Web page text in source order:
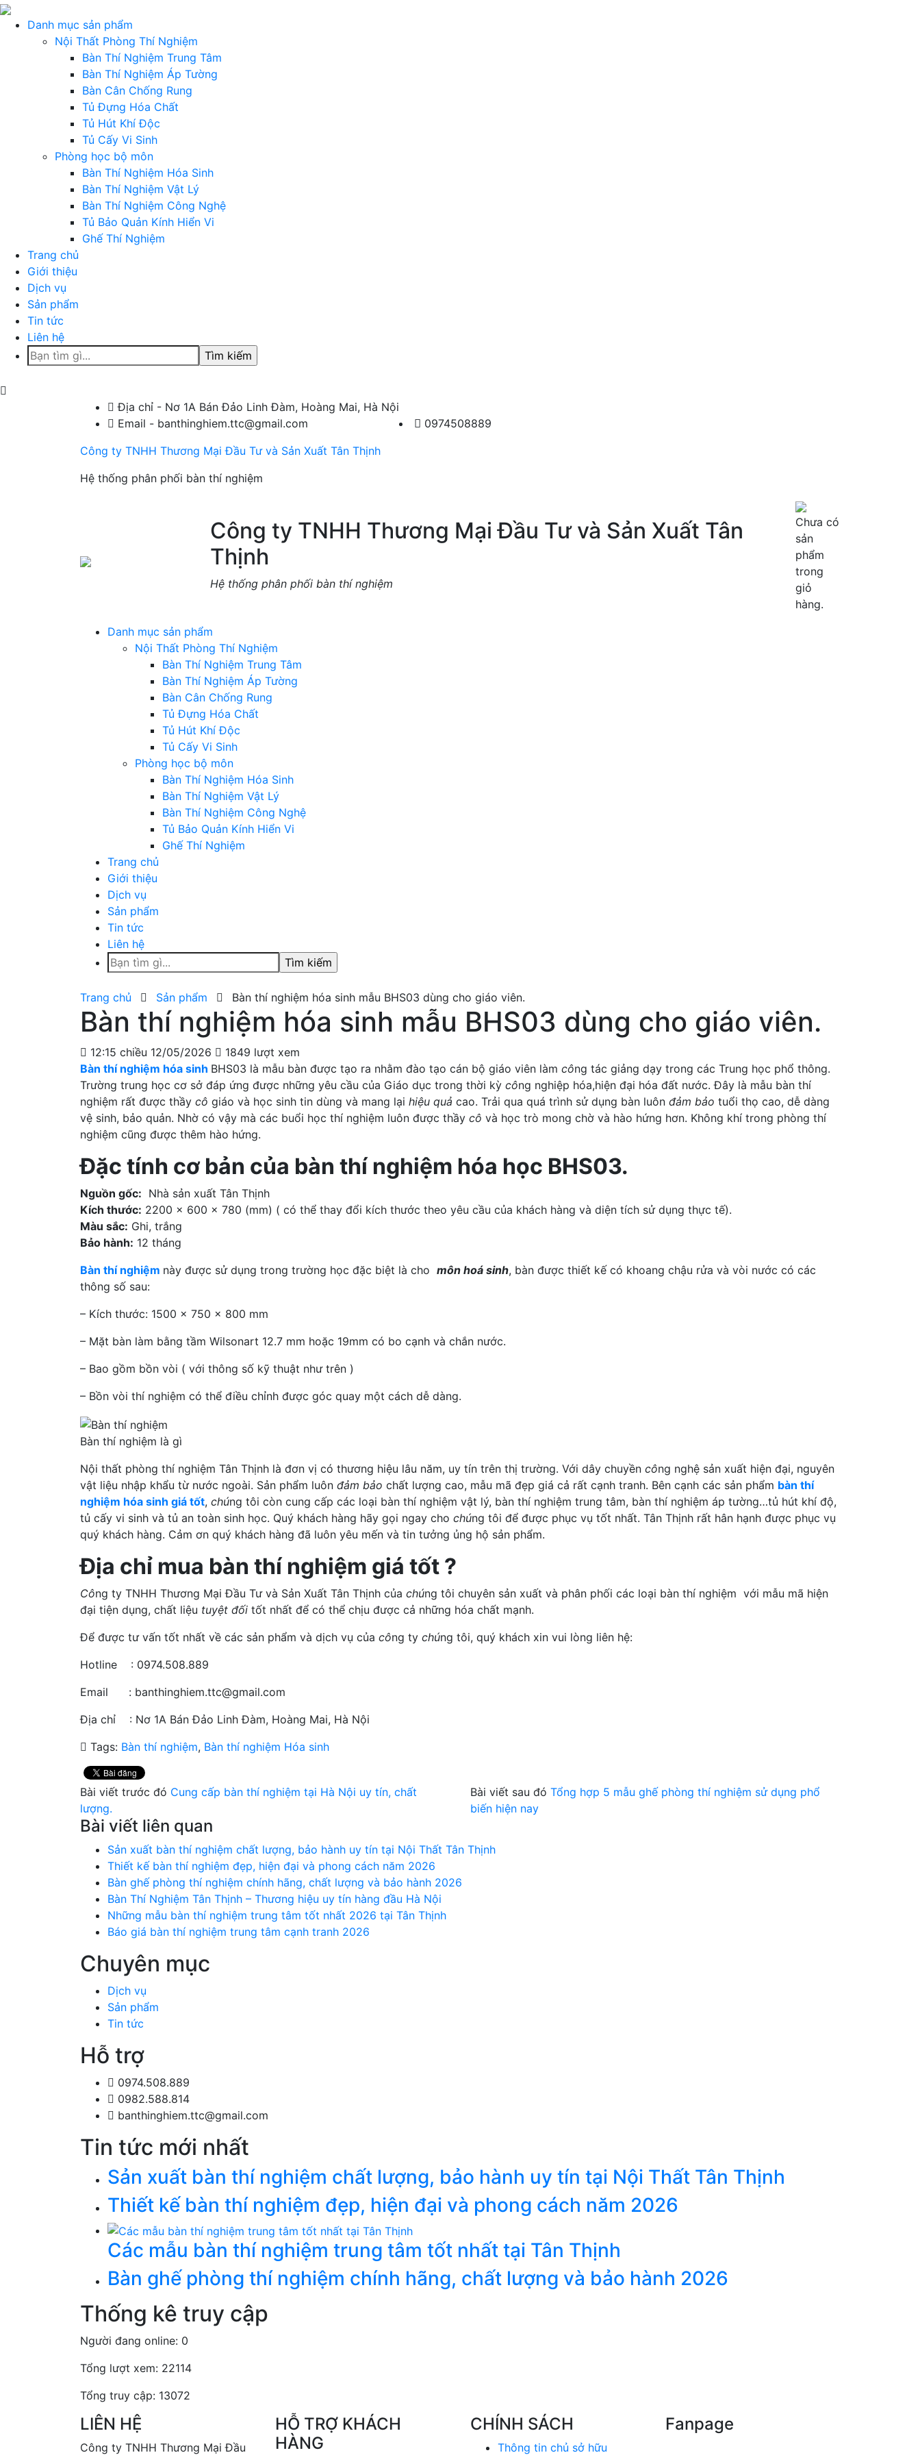
Danh mục sản phẩm
Nội Thất Phòng Thí Nghiệm
Bàn Thí Nghiệm Trung Tâm
Bàn Thí Nghiệm Áp Tường
Bàn Cân Chống Rung
Tủ Đựng Hóa Chất
Tủ Hút Khí Độc
Tủ Cấy Vi Sinh
Phòng học bộ môn
Bàn Thí Nghiệm Hóa Sinh
Bàn Thí Nghiệm Vật Lý
Bàn Thí Nghiệm Công Nghệ
Tủ Bảo Quản Kính Hiển Vi
Ghế Thí Nghiệm
Trang chủ
Giới thiệu
Dịch vụ
Sản phẩm
Tin tức
Liên hệ
Tìm
kiếm
Địa chỉ - Nơ 1A Bán Đảo Linh Đàm, Hoàng Mai, Hà Nội
Email - banthinghiem.ttc@gmail.com
0974508889
Công ty TNHH Thương Mại Đầu Tư và Sản Xuất Tân Thịnh
Hệ thống phân phối bàn thí nghiệm
Công ty TNHH Thương Mại Đầu Tư và Sản Xuất Tân
Thịnh
Hệ thống phân phối bàn thí nghiệm
Chưa có
sản
phẩm
trong
giỏ
hàng.
Danh mục sản phẩm
Nội Thất Phòng Thí Nghiệm
Bàn Thí Nghiệm Trung Tâm
Bàn Thí Nghiệm Áp Tường
Bàn Cân Chống Rung
Tủ Đựng Hóa Chất
Tủ Hút Khí Độc
Tủ Cấy Vi Sinh
Phòng học bộ môn
Bàn Thí Nghiệm Hóa Sinh
Bàn Thí Nghiệm Vật Lý
Bàn Thí Nghiệm Công Nghệ
Tủ Bảo Quản Kính Hiển Vi
Ghế Thí Nghiệm
Trang chủ
Giới thiệu
Dịch vụ
Sản phẩm
Tin tức
Liên hệ
Tìm
kiếm
cho:
Trang chủ Sản phẩm Bàn thí nghiệm hóa sinh mẫu BHS03 dùng cho giáo viên.
Bàn thí nghiệm hóa sinh mẫu BHS03 dùng cho giáo viên.
12:15 chiều 12/05/2026
1849 lượt xem
Bàn thí nghiệm hóa sinh BHS03 là mẫu bàn được tạo ra nhằm đào tạo cán bộ giáo viên làm công tác giảng dạy trong các Trung học phổ thông.
Trường trung học cơ sở đáp ứng được những yêu cầu của Giáo dục trong thời kỳ công nghiệp hóa,hiện đại hóa đất nước. Đây là mẫu bàn thí
nghiệm rất được thầy cô giáo và học sinh tin dùng và mang lại hiệu quả cao. Trải qua quá trình sử dụng bàn luôn đảm bảo tuổi thọ cao, dễ dàng
vệ sinh, bảo quản. Nhờ có vậy mà các buổi học thí nghiệm luôn được thầy cô và học trò mong chờ và hào hứng hơn. Không khí trong phòng thí
nghiệm cũng được thêm hào hứng.
Đặc tính cơ bản của bàn thí nghiệm hóa học BHS03.
Nguồn gốc: Nhà sản xuất Tân Thịnh
Kích thước: 2200 x 600 x 780 (mm) ( có thể thay đổi kích thước theo yêu cầu của khách hàng và diện tích sử dụng thực tế).
Màu sắc: Ghi, trắng
Bảo hành: 12 tháng
Bàn thí nghiệm này được sử dụng trong trường học đặc biệt là cho môn hoá sinh, bàn được thiết kế có khoang chậu rửa và vòi nước có các
thông số sau:
– Kích thước: 1500 x 750 x 800 mm
– Mặt bàn làm bằng tầm Wilsonart 12.7 mm hoặc 19mm có bo cạnh và chắn nước.
– Bao gồm bồn vòi ( với thông số kỹ thuật như trên )
– Bồn vòi thí nghiệm có thể điều chỉnh được góc quay một cách dễ dàng.
Bàn thí nghiệm là gì
Nội thất phòng thí nghiệm Tân Thịnh là đơn vị có thương hiệu lâu năm, uy tín trên thị trường. Với dây chuyền công nghệ sản xuất hiện đại, nguyên
vật liệu nhập khẩu từ nước ngoài. Sản phẩm luôn đảm bảo chất lượng cao, mẫu mã đẹp giá cả rất cạnh tranh. Bên cạnh các sản phẩm bàn thí
nghiệm hóa sinh giá tốt, chúng tôi còn cung cấp các loại bàn thí nghiệm vật lý, bàn thí nghiệm trung tâm, bàn thí nghiệm áp tường…tủ hút khí độ,
tủ cấy vi sinh và tủ an toàn sinh học. Quý khách hàng hãy gọi ngay cho chúng tôi để được phục vụ tốt nhất. Tân Thịnh rất hân hạnh được phục vụ
quý khách hàng. Cảm ơn quý khách hàng đã luôn yêu mến và tin tưởng ủng hộ sản phẩm.
Địa chỉ mua bàn thí nghiệm giá tốt ?
Công ty TNHH Thương Mại Đầu Tư và Sản Xuất Tân Thịnh của chúng tôi chuyên sản xuất và phân phối các loại bàn thí nghiệm với mẫu mã hiện
đại tiện dụng, chất liệu tuyệt đối tốt nhất để có thể chịu được cả những hóa chất mạnh.
Để được tư vấn tốt nhất về các sản phẩm và dịch vụ của công ty chúng tôi, quý khách xin vui lòng liên hệ:
Hotline : 0974.508.889
Email : banthinghiem.ttc@gmail.com
Địa chỉ : Nơ 1A Bán Đảo Linh Đàm, Hoàng Mai, Hà Nội
Tags: Bàn thí nghiệm, Bàn thí nghiệm Hóa sinh
Bài viết trước đó Cung cấp bàn thí nghiệm tại Hà Nội uy tín, chất
lượng.
Bài viết sau đó Tổng hợp 5 mẫu ghế phòng thí nghiệm sử dụng phổ
biến hiện nay
Bài viết liên quan
Sản xuất bàn thí nghiệm chất lượng, bảo hành uy tín tại Nội Thất Tân Thịnh
Thiết kế bàn thí nghiệm đẹp, hiện đại và phong cách năm 2026
Bàn ghế phòng thí nghiệm chính hãng, chất lượng và bảo hành 2026
Bàn Thí Nghiệm Tân Thịnh – Thương hiệu uy tín hàng đầu Hà Nội
Những mẫu bàn thí nghiệm trung tâm tốt nhất 2026 tại Tân Thịnh
Báo giá bàn thí nghiệm trung tâm cạnh tranh 2026
Chuyên mục
Dịch vụ
Sản phẩm
Tin tức
Hỗ trợ
0974.508.889
0982.588.814
banthinghiem.ttc@gmail.com
Tin tức mới nhất
Sản xuất bàn thí nghiệm chất lượng, bảo hành uy tín tại Nội Thất Tân Thịnh
Thiết kế bàn thí nghiệm đẹp, hiện đại và phong cách năm 2026
Các mẫu bàn thí nghiệm trung tâm tốt nhất tại Tân Thịnh
Bàn ghế phòng thí nghiệm chính hãng, chất lượng và bảo hành 2026
Thống kê truy cập
Người đang online: 0
Tổng lượt xem: 22114
Tổng truy cập: 13072
LIÊN HỆ
Công ty TNHH Thương Mại Đầu
HỖ TRỢ KHÁCH
HÀNG
CHÍNH SÁCH
Thông tin chủ sở hữu
Fanpage